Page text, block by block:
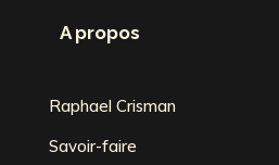
A propos
Raphael Crisman
Savoir-faire